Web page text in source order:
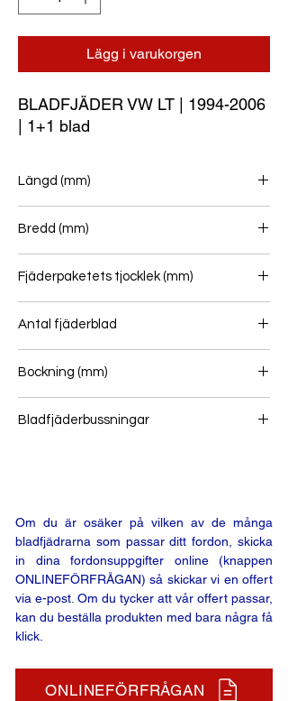
Lägg i varukorgen
BLADFJÄDER VW LT | 1994-2006
| 1+1 blad
Längd (mm)
Bredd (mm)
Fjäderpaketets tjocklek (mm)
Antal fjäderblad
Bockning (mm)
Bladfjäderbussningar
Om du är osäker på vilken av de många
bladfjädrarna som passar ditt fordon, skicka
in dina fordonsuppgifter online (knappen
ONLINEFÖRFRÅGAN) så skickar vi en offert
via e-post. Om du tycker att vår offert passar,
kan du beställa produkten med bara några få
klick.
ONLINEFÖRFRÅGAN